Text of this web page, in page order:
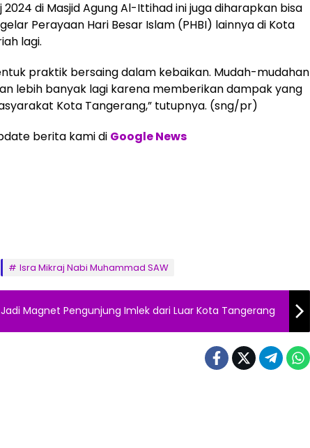
2024 di Masjid Agung Al-Ittihad ini juga diharapkan bisa
Perayaan Hari Besar Islam (PHBI) lainnya di Kota
lagi.
praktik bersaing dalam kebaikan. Mudah-mudahan
lebih banyak lagi karena memberikan dampak yang
Kota Tangerang,” tutupnya. (sng/pr)
berita kami di Google News
Isra Mikraj Nabi Muhammad SAW
Magnet Pengunjung Imlek dari Luar Kota Tangerang